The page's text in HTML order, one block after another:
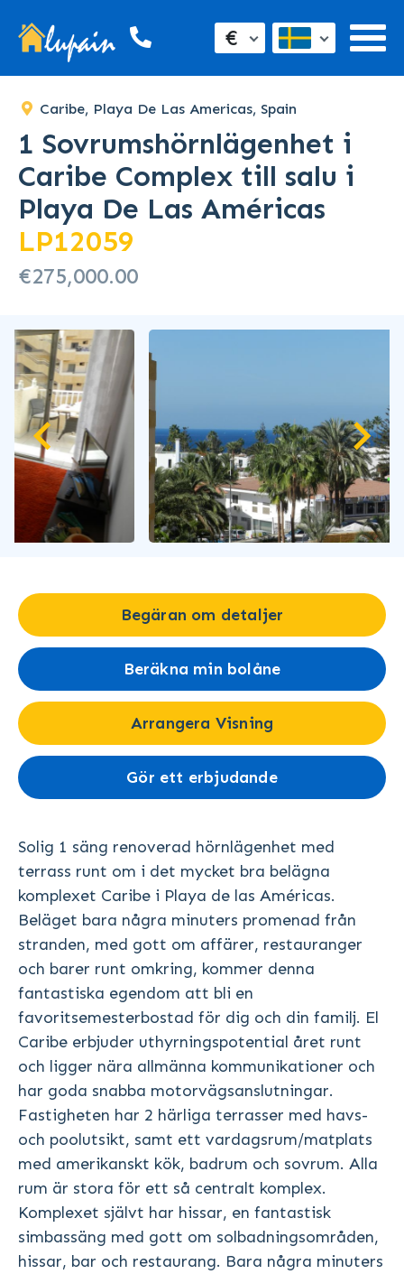
€
Caribe, Playa De Las Americas, Spain
1 Sovrumshörnlägenhet i
Caribe Complex till salu i
Playa De Las Américas
LP12059
€275,000.00
Begäran om detaljer
Beräkna min bolåne
Arrangera Visning
Gör ett erbjudande
Solig 1 säng renoverad hörnlägenhet med
terrass runt om i det mycket bra belägna
komplexet Caribe i Playa de las Américas.
Beläget bara några minuters promenad från
stranden, med gott om affärer, restauranger
och barer runt omkring, kommer denna
fantastiska egendom att bli en
favoritsemesterbostad för dig och din familj. El
Caribe erbjuder uthyrningspotential året runt
och ligger nära allmänna kommunikationer och
har goda snabba motorvägsanslutningar.
Fastigheten har 2 härliga terrasser med havs-
och poolutsikt, samt ett vardagsrum/matplats
med amerikanskt kök, badrum och sovrum. Alla
rum är stora för ett så centralt komplex.
Komplexet självt har hissar, en fantastisk
simbassäng med gott om solbadningsområden,
hissar, bar och restaurang. Bara några minuters